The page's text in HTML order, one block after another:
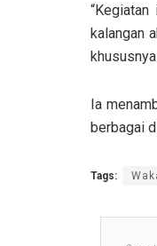
kalangan
Ia
berbagai
Tags: